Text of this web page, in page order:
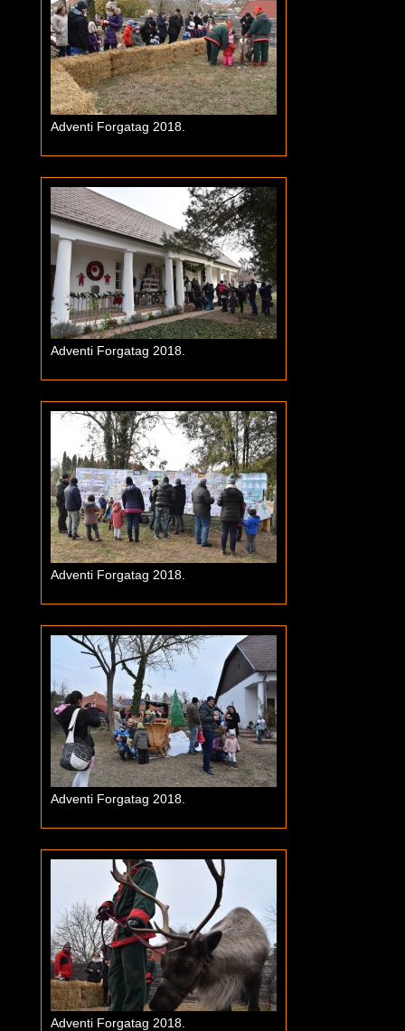
Adventi Forgatag 2018.
Adventi Forgatag 2018.
Adventi Forgatag 2018.
Adventi Forgatag 2018.
Adventi Forgatag 2018.